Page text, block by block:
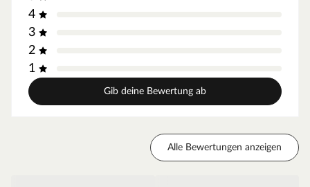
4
3
2
1
Gib deine Bewertung ab
Alle Bewertungen anzeigen